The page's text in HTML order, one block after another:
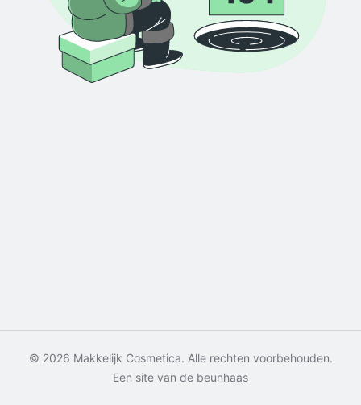
© 2026 Makkelijk Cosmetica. Alle rechten voorbehouden.
Een site van de beunhaas